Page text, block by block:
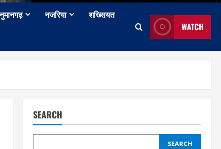
नजरिया
शख्सियत
WATCH
SEARCH
SEARCH